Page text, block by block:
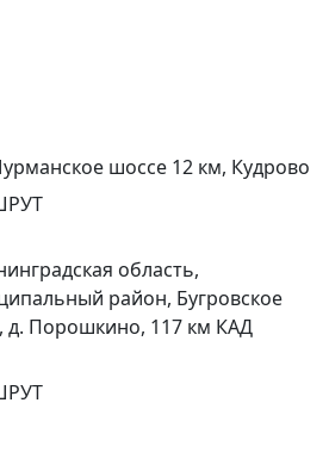
шоссе 12 км, Кудрово
область,
район, Бугровское
д. Порошкино, 117 км КАД